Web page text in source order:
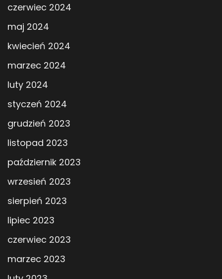
czerwiec 2024
maj 2024
kwiecień 2024
marzec 2024
luty 2024
styczeń 2024
grudzień 2023
listopad 2023
październik 2023
wrzesień 2023
sierpień 2023
lipiec 2023
czerwiec 2023
marzec 2023